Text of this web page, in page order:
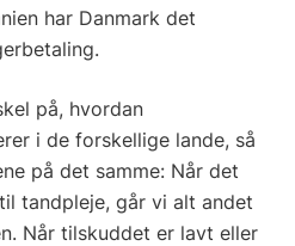
har Danmark det
på, hvordan
i de forskellige lande, så
på det samme: Når det
tandpleje, går vi alt andet
Når tilskuddet er lavt eller